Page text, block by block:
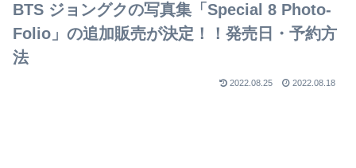
BTS ジョングクの写真集「Special 8 Photo-
Folio」の追加販売が決定！！発売日・予約方
法
2022.08.25 2022.08.18